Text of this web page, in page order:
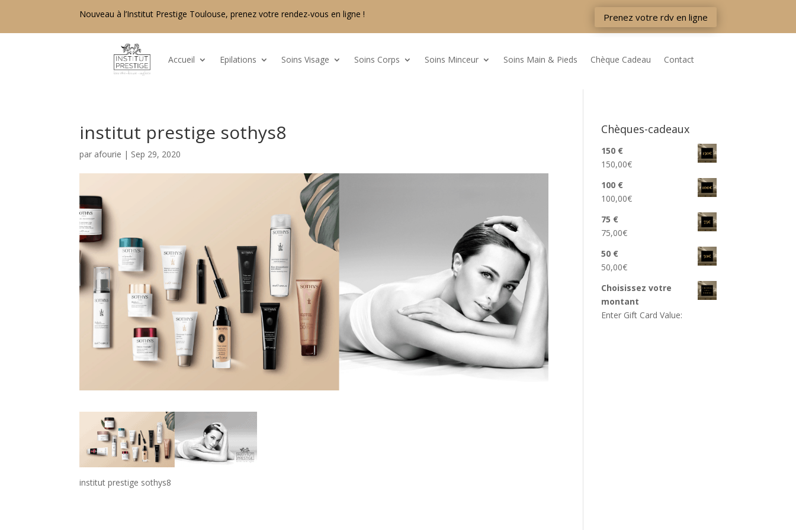
Nouveau à l’Institut Prestige Toulouse, prenez votre rendez-vous en ligne ! Prenez votre rdv en ligne
Accueil Epilations Soins Visage Soins Corps Soins Minceur Soins Main & Pieds Chèque Cadeau Contact
institut prestige sothys8
par afourie | Sep 29, 2020
institut prestige sothys8
Chèques-cadeaux
150 €
150,00€
100 €
100,00€
75 €
75,00€
50 €
50,00€
Choisissez votre
montant
Enter Gift Card Value: